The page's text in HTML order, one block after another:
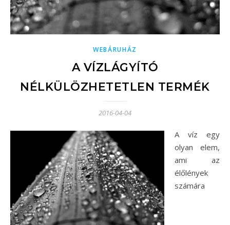
WEBÁRUHÁZ
A VÍZLÁGYÍTÓ
NÉLKÜLÖZHETETLEN TERMÉK
2016-04-04
A víz egy
olyan elem,
ami az
élőlények
számára